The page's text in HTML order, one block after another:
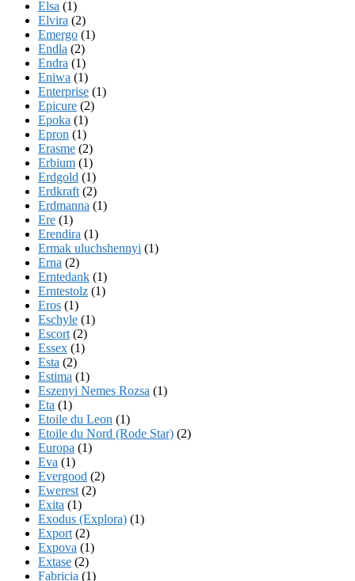
Elsa (1)
Elvira (2)
Emergo (1)
Endla (2)
Endra (1)
Eniwa (1)
Enterprise (1)
Epicure (2)
Epoka (1)
Epron (1)
Erasme (2)
Erbium (1)
Erdgold (1)
Erdkraft (2)
Erdmanna (1)
Ere (1)
Erendira (1)
Ermak uluchshennyi (1)
Erna (2)
Erntedank (1)
Erntestolz (1)
Eros (1)
Eschyle (1)
Escort (2)
Essex (1)
Esta (2)
Estima (1)
Eszenyi Nemes Rozsa (1)
Eta (1)
Etoile du Leon (1)
Etoile du Nord (Rode Star) (2)
Europa (1)
Eva (1)
Evergood (2)
Ewerest (2)
Exita (1)
Exodus (Explora) (1)
Export (2)
Expova (1)
Extase (2)
Fabricia (1)